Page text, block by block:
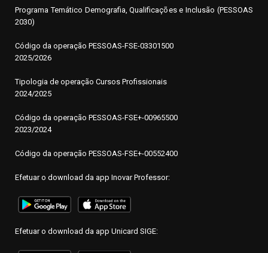
Programa Temático Demografia, Qualificações e Inclusão (PESSOAS
2030)
Código da operação PESSOAS-FSE-03301500
2025/2026
Tipologia de operação Cursos Profissionais
2024/2025
Código da operação PESSOAS-FSE+-00965500
2023/2024
Código da operação PESSOAS-FSE+-00552400
Efetuar o download da app Inovar Professor:
Efetuar o download da app Unicard SIGE: